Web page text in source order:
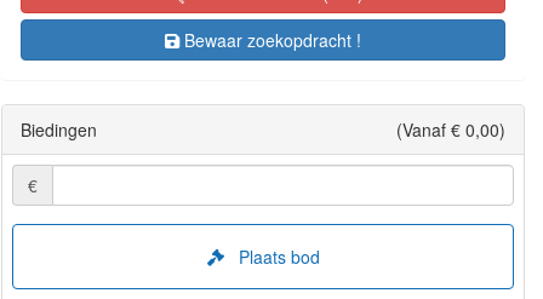
Bewaar zoekopdracht !
Biedingen (Vanaf € 0,00)
€
Plaats bod